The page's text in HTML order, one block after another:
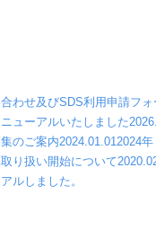
合わせ及びSDS利用申請フ
ューアルいたしました
のご案内2024.01.012024
り扱い開始について
ルしました。